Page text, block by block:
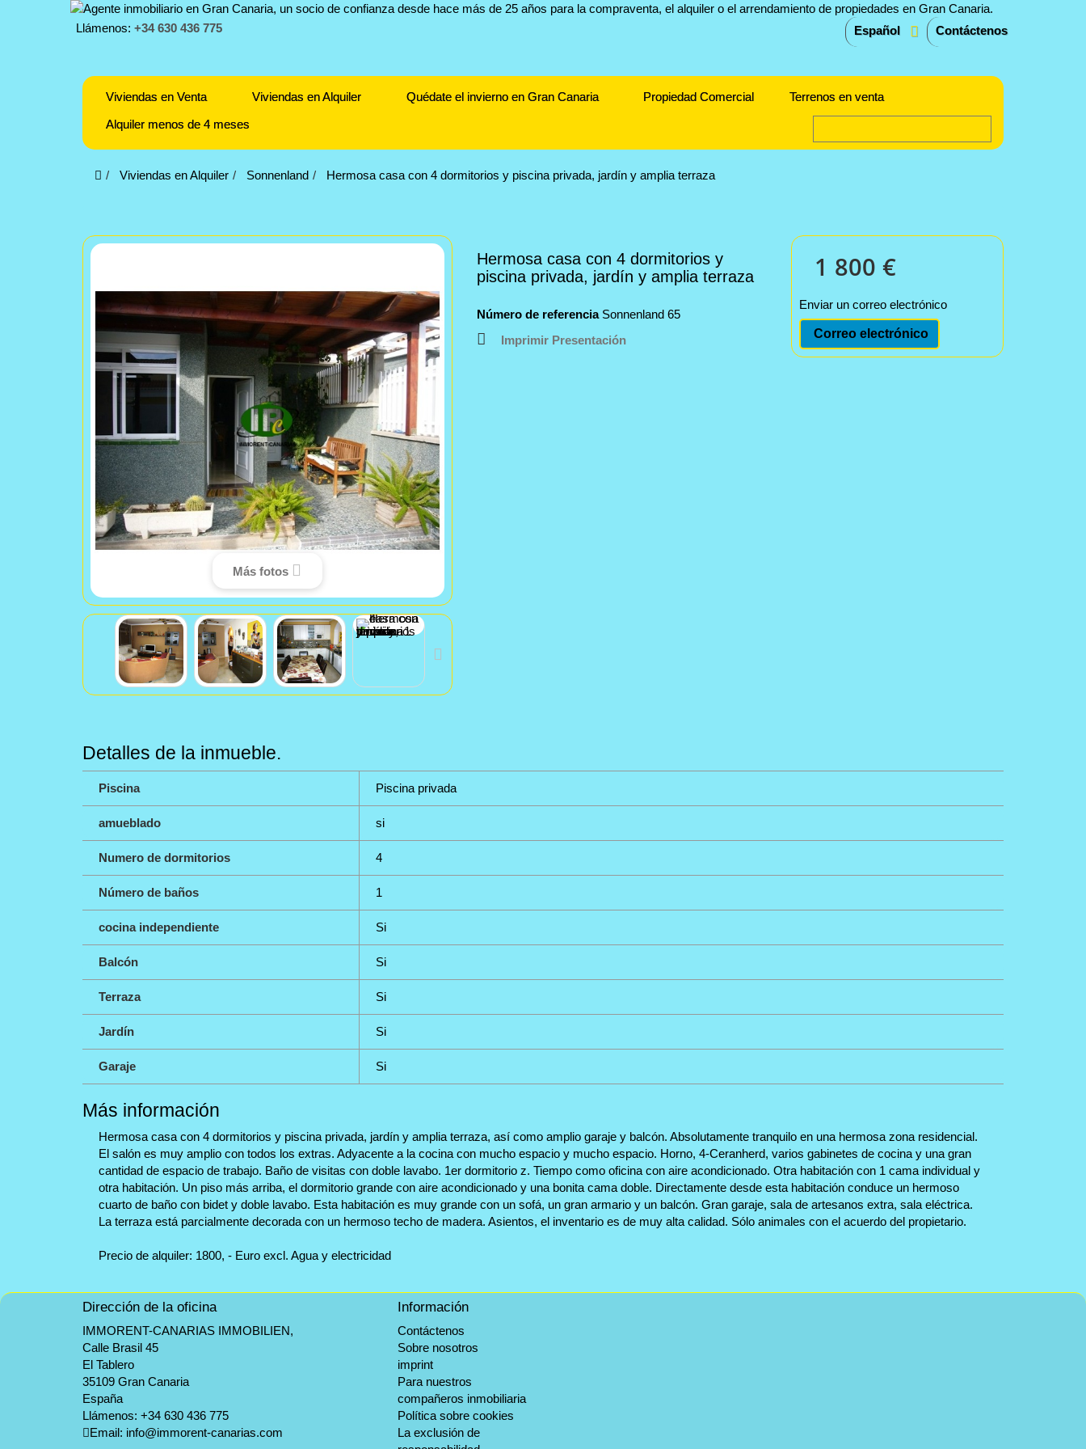
Contáctenos
Llámenos: +34 630 436 775 Español
Viviendas en Venta Viviendas en Alquiler Quédate el invierno en Gran Canaria Propiedad Comercial
Terrenos en venta
Alquiler menos de 4 meses
Viviendas en Alquiler Sonnenland Hermosa casa con 4 dormitorios y piscina privada, jardín y amplia terraza
Más fotos
Hermosa casa con 4 dormitorios y
piscina privada, jardín y amplia terraza
Número de referencia Sonnenland 65
Imprimir Presentación
1 800 €
Enviar un correo electrónico
Correo electrónico
Detalles de la inmueble.
Piscina Piscina privada
amueblado si
Numero de dormitorios 4
Número de baños 1
cocina independiente Si
Balcón Si
Terraza Si
Jardín Si
Garaje Si
Más información
Hermosa casa con 4 dormitorios y piscina privada, jardín y amplia terraza, así como amplio garaje y balcón. Absolutamente tranquilo en una hermosa zona residencial.
El salón es muy amplio con todos los extras. Adyacente a la cocina con mucho espacio y mucho espacio. Horno, 4-Ceranherd, varios gabinetes de cocina y una gran
cantidad de espacio de trabajo. Baño de visitas con doble lavabo. 1er dormitorio z. Tiempo como oficina con aire acondicionado. Otra habitación con 1 cama individual y
otra habitación. Un piso más arriba, el dormitorio grande con aire acondicionado y una bonita cama doble. Directamente desde esta habitación conduce un hermoso
cuarto de baño con bidet y doble lavabo. Esta habitación es muy grande con un sofá, un gran armario y un balcón. Gran garaje, sala de artesanos extra, sala eléctrica.
La terraza está parcialmente decorada con un hermoso techo de madera. Asientos, el inventario es de muy alta calidad. Sólo animales con el acuerdo del propietario.
Precio de alquiler: 1800, - Euro excl. Agua y electricidad
Dirección de la oficina
IMMORENT-CANARIAS IMMOBILIEN,
Calle Brasil 45
El Tablero
35109 Gran Canaria
España
Llámenos: +34 630 436 775
Email: info@immorent-canarias.com
Información
Contáctenos
Sobre nosotros
imprint
Para nuestros
compañeros inmobiliaria
Política sobre cookies
La exclusión de